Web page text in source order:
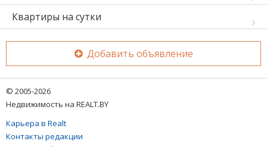
Квартиры на сутки
Добавить объявление
© 2005-2026
Недвижимость на REALT.BY
Карьера в Realt
Контакты редакции